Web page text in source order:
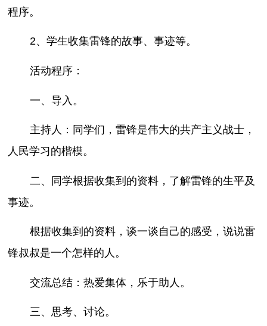
程序。
2、学生收集雷锋的故事、事迹等。
活动程序：
一、导入。
主持人：同学们，雷锋是伟大的共产主义战士，
人民学习的楷模。
二、同学根据收集到的资料，了解雷锋的生平及
事迹。
根据收集到的资料，谈一谈自己的感受，说说雷
锋叔叔是一个怎样的人。
交流总结：热爱集体，乐于助人。
三、思考、讨论。